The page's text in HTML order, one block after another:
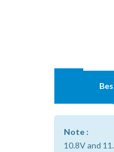
Note :
10.8V and